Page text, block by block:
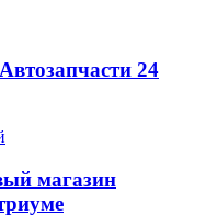
24
магазин